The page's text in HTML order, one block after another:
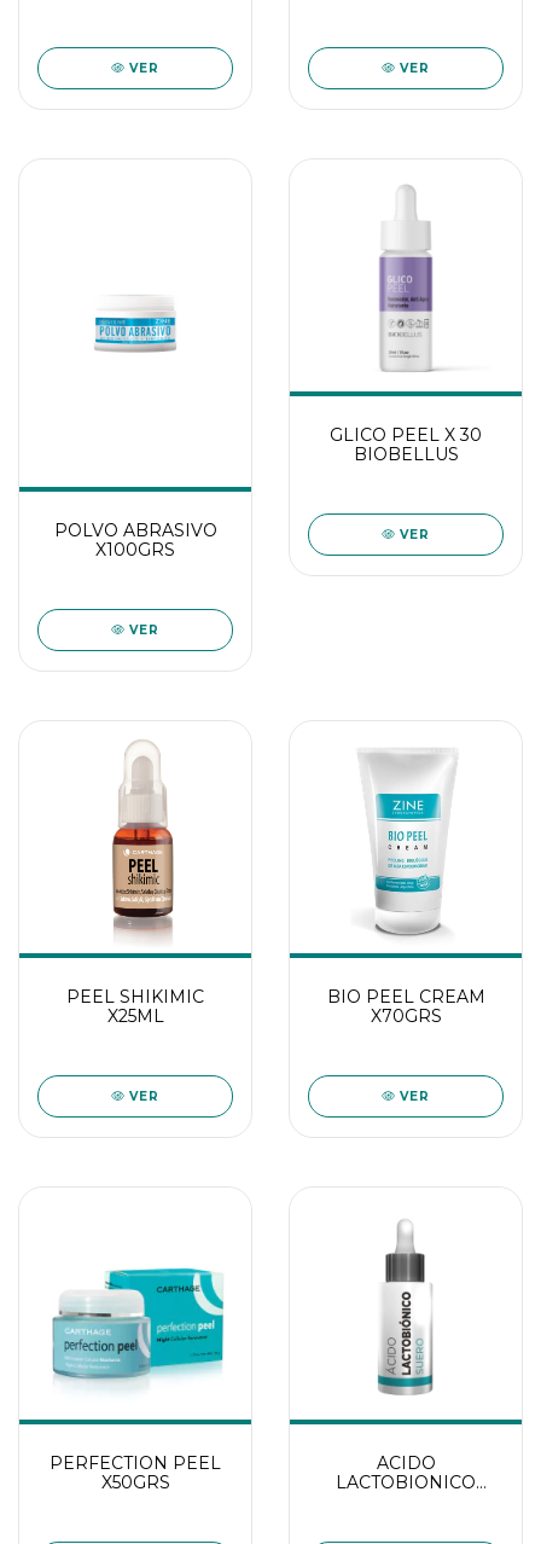
VER VER
POLVO ABRASIVO
X100GRS
VER
GLICO PEEL X 30
BIOBELLUS
VER
PEEL SHIKIMIC
X25ML
VER
BIO PEEL CREAM
X70GRS
VER
PERFECTION PEEL
X50GRS
ACIDO
LACTOBIONICO